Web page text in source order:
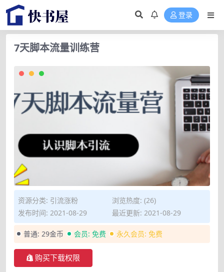
登录
7天脚本流量训练营
资源分类: 引流涨粉
浏览热度: (26)
发布时间: 2021-08-29
最近更新: 2021-08-29
普通: 29金币 会员: 免费 永久会员: 免费
购买下载权限